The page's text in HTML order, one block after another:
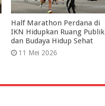
Half Marathon Perdana di
IKN Hidupkan Ruang Publik
dan Budaya Hidup Sehat
11 Mei 2026